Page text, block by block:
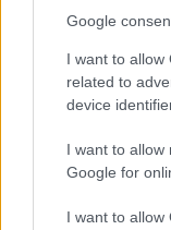
Google
I want to allow
related to
device
I want to allow
Google for
I want to allow